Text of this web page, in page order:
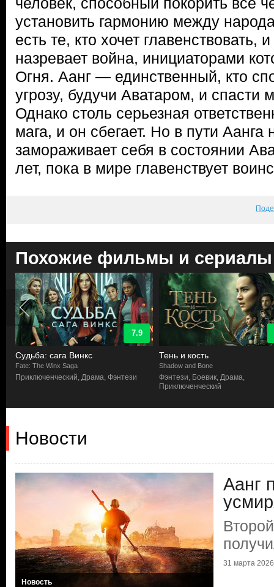
установить гармонию между
есть те, кто хочет главенствовать,
назревает война, инициаторами
Огня. Аанг — единственный, кто
угрозу, будучи Аватаром, и спасти
Однако столь серьезная
мага, и он сбегает. Но в пути Аанга
замораживает себя в состоянии
лет, пока в мире главенствует
Похожие фильмы и сериалы
7.9
Судьба: сага Винкс
Fate: The Winx Saga
Приключенческий, Драма, Фэнтези
Тень и кость
Shadow and Bone
Фэнтези, Боевик, Драма,
Приключенческий
Новости
Новость
Аанг
31 марта 2026